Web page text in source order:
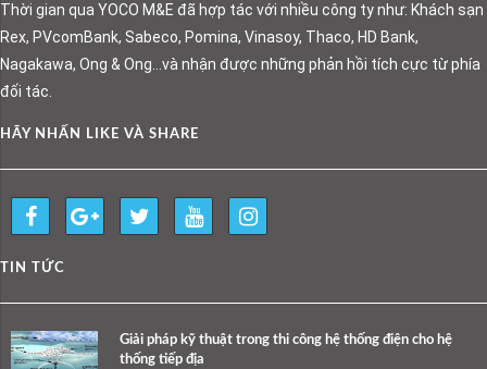
Thời gian qua YOCO M&E đã hợp tác với nhiều công ty như: Khách sạn
Rex, PVcomBank, Sabeco, Pomina, Vinasoy, Thaco, HD Bank,
Nagakawa, Ong & Ong…và nhận được những phản hồi tích cực từ phía
đối tác.
HÃY NHẤN LIKE VÀ SHARE
TIN TỨC
Giải pháp kỹ thuật trong thi công hệ thống điện cho hệ
thống tiếp địa